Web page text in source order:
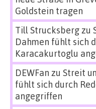
Goldstein tragen
Till Strucksbergzu
Dahmen fühlt sich
Karacakurtoglu
DEWFan zu Streit
fühlt sich durch
angegriffen